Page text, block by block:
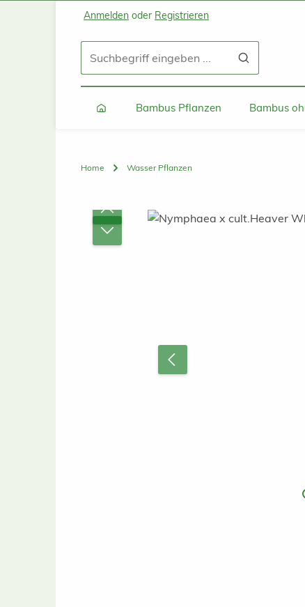
Zum Hauptinhalt springen
Zur Suche springen
Zur Hauptnavigation springen
Anmelden oder Registrieren
Bambus Pflanzen Bambus
Home Wasser Pflanzen
Bildergalerie überspringen